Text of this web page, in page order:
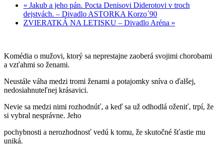
« Jakub a jeho pán. Pocta Denisovi Diderotovi v troch
dejstvách. – Divadlo ASTORKA Korzo´90
ZVIERATKÁ NA LETISKU – Divadlo Aréna »
Komédia o mužovi, ktorý sa neprestajne zaoberá svojimi chorobami
a vzťahmi so ženami.
Neustále váha medzi tromi ženami a potajomky sníva o ďalšej,
nedosiahnuteľnej krásavici.
Nevie sa medzi nimi rozhodnúť, a keď sa už odhodlá oženiť, trpí, že
si vybral nesprávne. Jeho
pochybnosti a nerozhodnosť vedú k tomu, že skutočné šťastie mu
uniká.